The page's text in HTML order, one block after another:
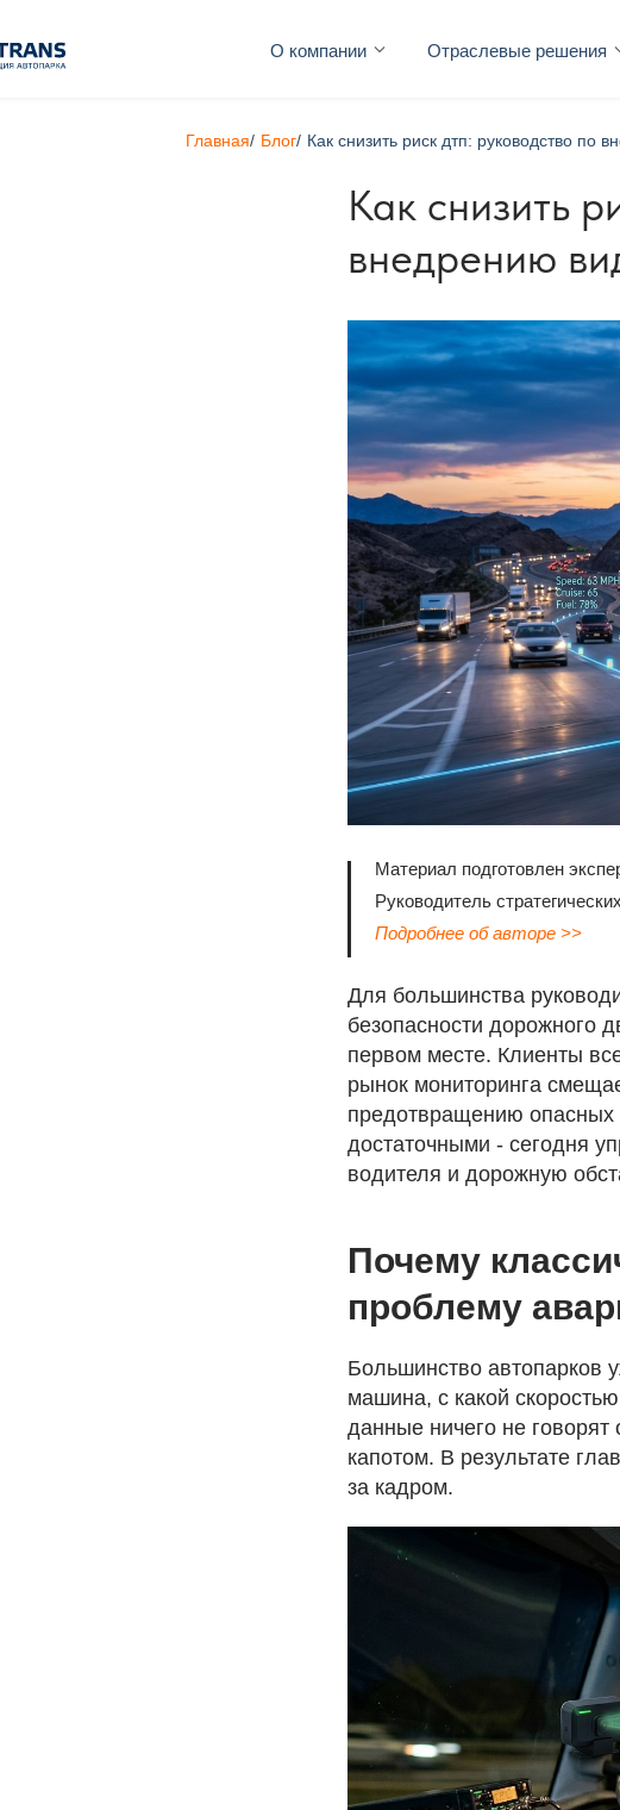
Отраслевые решения
О компании
Главная/ Блог/ Как снизить риск дтп: руководство по
Как снизить
внедрению
Материал подготовлен
Руководитель
Подробнее об авторе >>
Для большинства
безопасности дорожного
первом месте. Клиенты
рынок мониторинга
предотвращению опасных
достаточными - сегодня
водителя и дорожную
Почему
проблему
Большинство автопарков
машина, с какой
данные ничего не
капотом. В результате
за кадром.